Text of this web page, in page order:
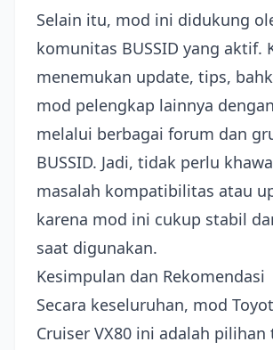
Selain itu, mod ini didukung
komunitas BUSSID yang aktif.
menemukan update, tips,
mod pelengkap lainnya
melalui berbagai forum dan
BUSSID. Jadi, tidak perlu
masalah kompatibilitas atau
karena mod ini cukup stabil
saat digunakan.
Kesimpulan dan Rekomendasi
Secara keseluruhan, mod
Cruiser VX80 ini adalah